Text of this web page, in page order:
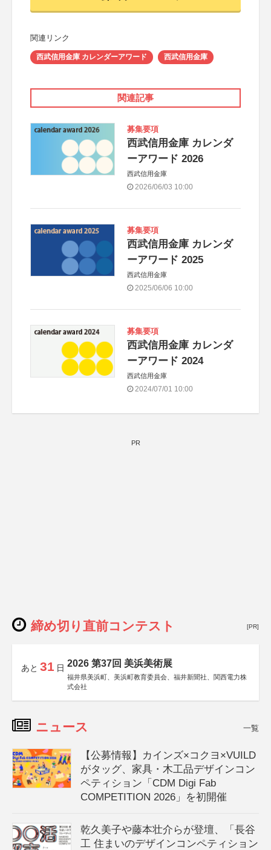
関連リンク
西武信用金庫 カレンダーアワード 西武信用金庫
関連記事
募集要項
西武信用金庫 カレンダ
ーアワード 2026
西武信用金庫
2026/06/03 10:00
募集要項
西武信用金庫 カレンダ
ーアワード 2025
西武信用金庫
2025/06/06 10:00
募集要項
西武信用金庫 カレンダ
ーアワード 2024
西武信用金庫
2024/07/01 10:00
PR
締め切り直前コンテスト [PR]
あと 31 日 2026 第37回 美浜美術展
福井県美浜町、美浜町教育委員会、福井新聞社、関西電力株
式会社
ニュース 一覧
【公募情報】カインズ×コクヨ×VUILD
がタッグ、家具・木工品デザインコン
ペティション「CDM Digi Fab
COMPETITION 2026」を初開催
乾久美子や藤本壮介らが登壇、「長谷
工 住まいのデザインコンペティション